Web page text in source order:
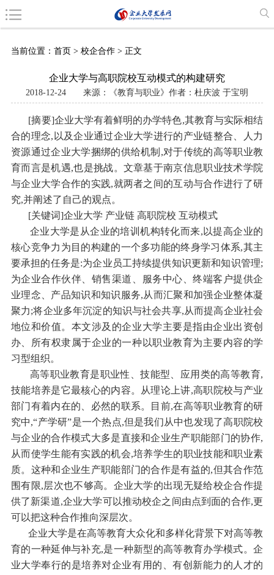
当前位置： 首页 > 校企合作> 正文
企业大学与高职院校互动模式的构建研究
2018-12-24 来源：《教育与职业》作者：杜庆波 于宝明
[摘要]企业大学有着鲜明的办学特色,其教育与实际相结
合的理念,以及企业通过企业大学进行的产业链整合、人力
资源通过企业大学捆绑的供给机制,对于传统的高等职业教
育而言是机遇,也是挑战。文章基于南京信息职业技术学院
与企业大学合作的实践,就两者之间的互动与合作进行了研
究,并阐述了自己的观点。
[关键词]企业大学 产业链 高职院校 互动模式
企业大学是从企业的培训机构转化而来,以提高企业的
核心竞争力为目的构建的一个多功能的终身学习体系,其主
要承担的任务是:为企业员工持续提供知识更新和知识管理;
为企业合作伙伴、销售渠道、服务中心、终端客户提供企
业理念、产品知识和知识服务,从而汇聚和加强企业整体凝
聚力;将企业多年沉淀的知识与社会共享,从而提高企业社会
地位和价值。本文涉及的企业大学主要是指由企业出资创
办、所有权隶属于企业的一种以职业教育为主要内容的学
习型组织。
高等职业教育是职业性、技能型、应用类的高等教育,
技能培养是它最核心的内容。从理论上讲,高职院校与产业
部门有着内在的、必然的联系。目前,在高等职业教育的研
究中,“产学研”是一个热点,但是我们从中也发现了高职院校
与企业的合作模式大多是直接和企业生产职能部门的协作,
从而使学生能有实践的机会,培养学生的职业技能和职业素
质。这种和企业生产职能部门的合作是有益的,但其合作范
围有限,层次也不够高。企业大学的出现无疑给校企合作提
供了新渠道,企业大学可以推动校企之间由点到面的合作,更
可以把这种合作推向深层次。
企业大学是在高等教育大众化和多样化背景下对高等教
育的一种延伸与补充,是一种新型的高等教育办学模式。企
业大学奉行的是培养对企业有用的、有创新能力的人才的